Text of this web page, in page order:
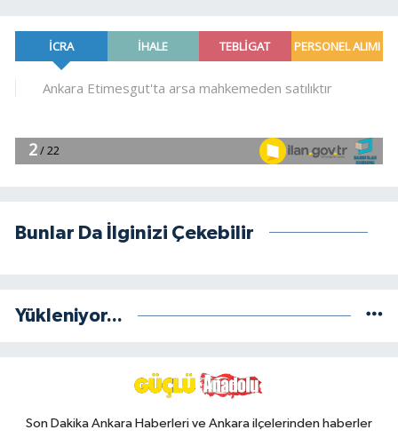
Bunlar Da İlginizi Çekebilir
Yükleniyor...
Son Dakika Ankara Haberleri ve Ankara ilçelerinden haberler